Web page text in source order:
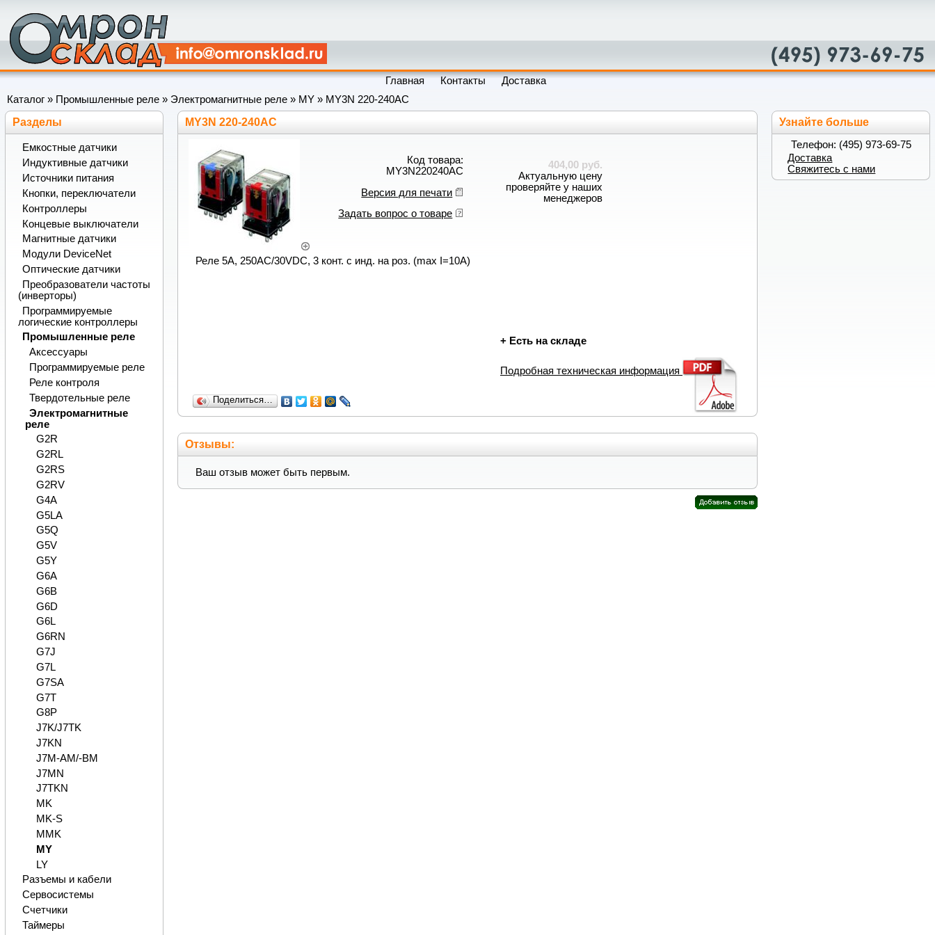
Главная Контакты
Доставка
Каталог » Промышленные реле » Электромагнитные реле » MY » MY3N 220-240AC
MY3N 220-240AC
Код товара:
MY3N220240AC
Версия для печати
Задать вопрос о товаре
404,00 руб.
Актуальную цену
проверяйте у наших
менеджеров
Реле 5А, 250АС/30VDC, 3 конт. с инд. на роз. (max I=10A)
+Есть на складе
Подробная техническая информация
Поделиться…
Отзывы:
Ваш отзыв может быть первым.
Разделы
Емкостные датчики
Индуктивные датчики
Источники питания
Кнопки, переключатели
Контроллеры
Концевые выключатели
Магнитные датчики
Модули DeviceNet
Оптические датчики
Преобразователи частоты
(инверторы)
Программируемые
логические контроллеры
Промышленные реле
Аксессуары
Программируемые реле
Реле контроля
Твердотельные реле
Электромагнитные
реле
G2R
G2RL
G2RS
G2RV
G4A
G5LA
G5Q
G5V
G5Y
G6A
G6B
G6D
G6L
G6RN
G7J
G7L
G7SA
G7T
G8P
J7K/J7TK
J7KN
J7M-AM/-BM
J7MN
J7TKN
MK
MK-S
MMK
MY
LY
Разъемы и кабели
Сервосистемы
Счетчики
Таймеры
Узнайте больше
Телефон: (495) 973-69-75
Доставка
Свяжитесь с нами